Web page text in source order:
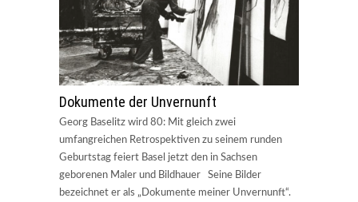
Dokumente der Unvernunft
Georg Baselitz wird 80: Mit gleich zwei
umfangreichen Retrospektiven zu seinem runden
Geburtstag feiert Basel jetzt den in Sachsen
geborenen Maler und Bildhauer Seine Bilder
bezeichnet er als „Dokumente meiner Unvernunft“.